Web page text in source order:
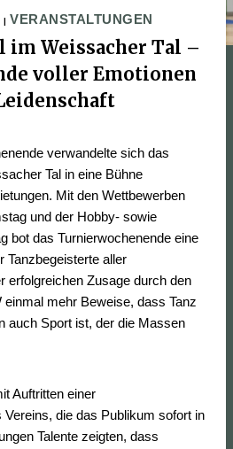
| VERANSTALTUNGEN
im Weissacher Tal –
voller Emotionen
verwandelte sich das
Tal in eine Bühne
Mit den Wettbewerben
und der Hobby- sowie
bot das Turnierwochenende eine
Tanzbegeisterte aller
erfolgreichen Zusage durch den
mehr Beweise, dass Tanz
auch Sport ist, der die Massen
Auftritten einer
Vereins, die das Publikum sofort in
Talente zeigten, dass